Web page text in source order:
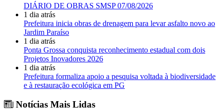
DIÁRIO DE OBRAS SMSP 07/08/2026
1 dia atrás
Prefeitura inicia obras de drenagem para levar asfalto novo ao
Jardim Paraíso
1 dia atrás
Ponta Grossa conquista reconhecimento estadual com dois
Projetos Inovadores 2026
1 dia atrás
Prefeitura formaliza apoio a pesquisa voltada à biodiversidade
e à restauração ecológica em PG
Notícias Mais Lidas